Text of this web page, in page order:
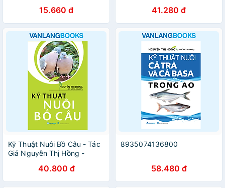
15.660 đ 41.280 đ
Kỹ Thuật Nuôi Bồ Câu - Tác
Giả Nguyễn Thị Hồng -
40.800 đ
8935074136800
58.480 đ